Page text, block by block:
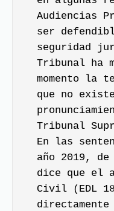
Audiencias
ser
seguridad
Tribunal ha
momento la
que no
Tribunal
En las
año 2019,
dice que el
Civil (EDL